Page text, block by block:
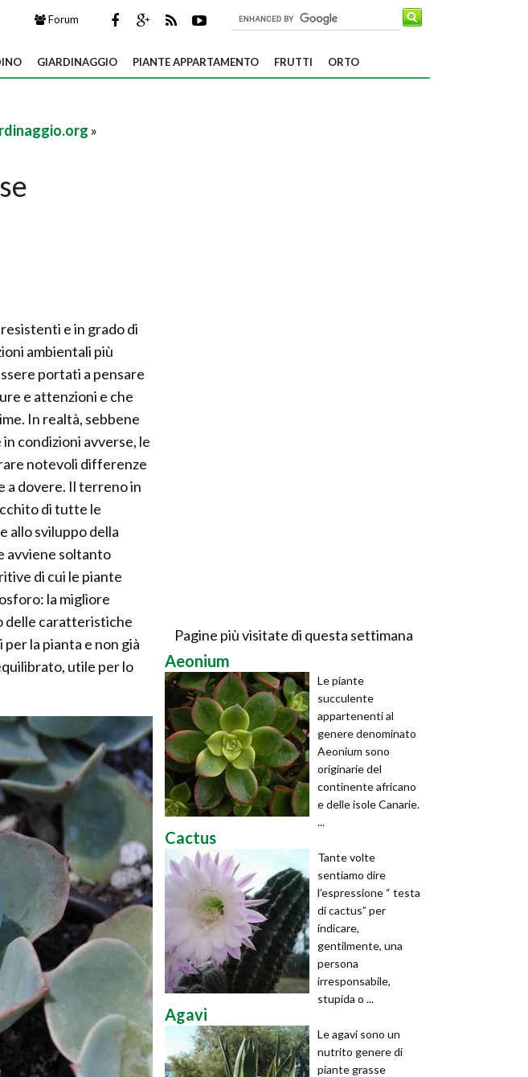
Forum
GIARDINAGGIO PIANTE APPARTAMENTO FRUTTI ORTO
»
e in grado di
ambientali più
portati a pensare
e attenzioni e che
In realtà, sebbene
condizioni avverse, le
notevoli differenze
a dovere. Il terreno in
di tutte le
allo sviluppo della
avviene soltanto
di cui le piante
la migliore
delle caratteristiche
la pianta e non già
utile per lo
Pagine più visitate di questa settimana
Aeonium
Le piante
succulente
appartenenti al
genere denominato
Aeonium sono
originarie del
continente africano
e delle isole Canarie.
...
Cactus
Tante volte
sentiamo dire
l’espressione “ testa
di cactus” per
indicare,
gentilmente, una
persona
irresponsabile,
stupida o ...
Agavi
Le agavi sono un
nutrito genere di
piante grasse